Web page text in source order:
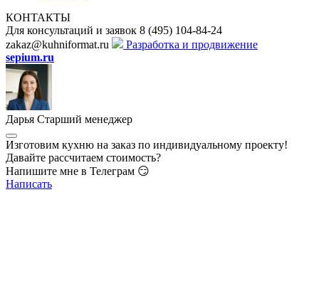
КОНТАКТЫ
Для консультаций и заявок 8 (495) 104-84-24
zakaz@kuhniformat.ru
Разработка и продвижение
sepium.ru
Дарья Старший менеджер
Изготовим кухню на заказ по индивидуальному проекту!
Давайте рассчитаем стоимость?
Напишите мне в Телеграм 😏
Написать